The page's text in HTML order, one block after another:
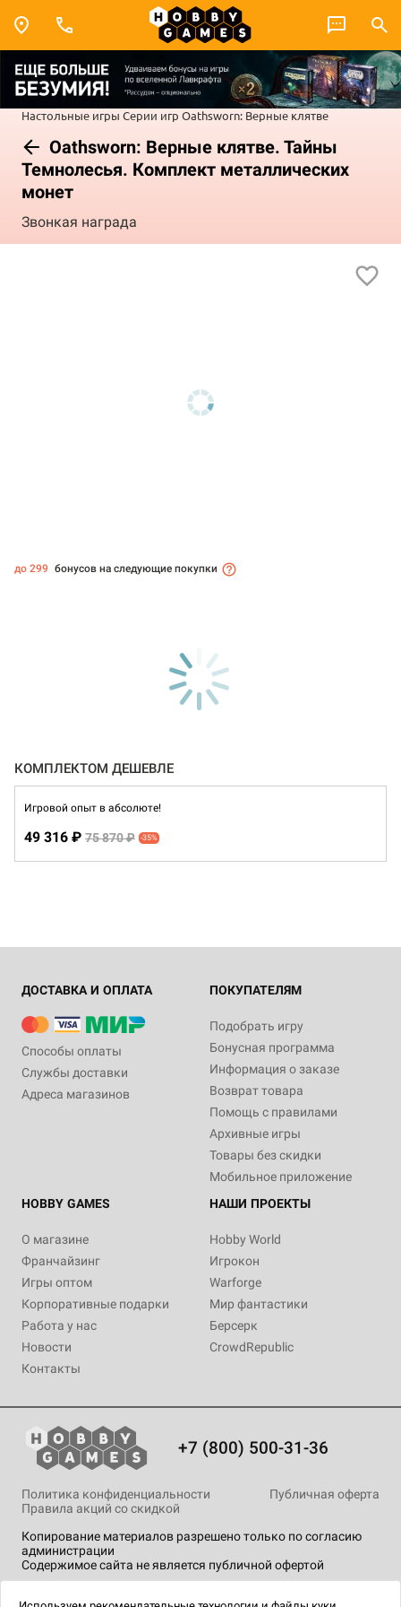
Настольные игры Серии игр Oathsworn: Верные клятве
Oathsworn: Верные клятве. Тайны
Темнолесья. Комплект металлических
монет
Звонкая награда
до 299 бонусов на следующие покупки
КОМПЛЕКТОМ ДЕШЕВЛЕ
Игровой опыт в абсолюте!
49 316 ₽ 75 870 ₽ -35%
ДОСТАВКА И ОПЛАТА
Способы оплаты
Службы доставки
Адреса магазинов
ПОКУПАТЕЛЯМ
Подобрать игру
Бонусная программа
Информация о заказе
Возврат товара
Помощь с правилами
Архивные игры
Товары без скидки
Мобильное приложение
HOBBY GAMES
О магазине
Франчайзинг
Игры оптом
Корпоративные подарки
Работа у нас
Новости
Контакты
НАШИ ПРОЕКТЫ
Hobby World
Игрокон
Warforge
Мир фантастики
Берсерк
CrowdRepublic
+7 (800) 500-31-36
Копирование материалов разрешено только по согласию
администрации
Содержимое сайта не является публичной офертой
Политика конфиденциальности
Публичная оферта
Правила акций со скидкой
технологии.